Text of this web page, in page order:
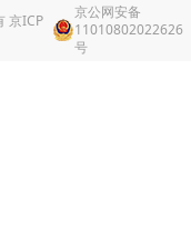
京ICP
京公网安备
11010802022626
号